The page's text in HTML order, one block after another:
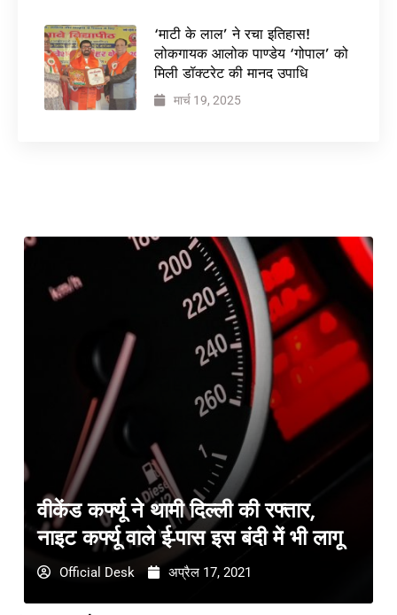
‘माटी के लाल’ ने रचा इतिहास!
लोकगायक आलोक पाण्डेय ‘गोपाल’ को
मिली डॉक्टरेट की मानद उपाधि
मार्च 19, 2025
वीकेंड कर्फ्यू ने थामी दिल्ली की रफ्तार,
नाइट कर्फ्यू वाले ई-पास इस बंदी में भी लागू
Official Desk अप्रैल 17, 2021